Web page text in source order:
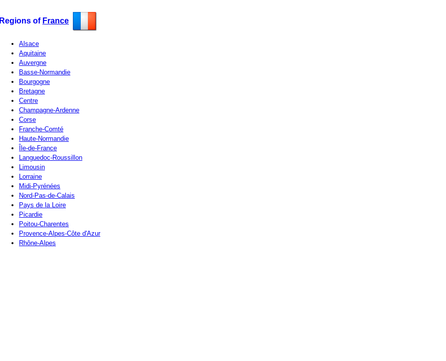
Regions of France
Alsace
Aquitaine
Auvergne
Basse-Normandie
Bourgogne
Bretagne
Centre
Champagne-Ardenne
Corse
Franche-Comté
Haute-Normandie
Île-de-France
Languedoc-Roussillon
Limousin
Lorraine
Midi-Pyrénées
Nord-Pas-de-Calais
Pays de la Loire
Picardie
Poitou-Charentes
Provence-Alpes-Côte d'Azur
Rhône-Alpes